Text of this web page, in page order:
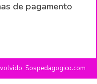
de pagamento
Sospedagogico.com